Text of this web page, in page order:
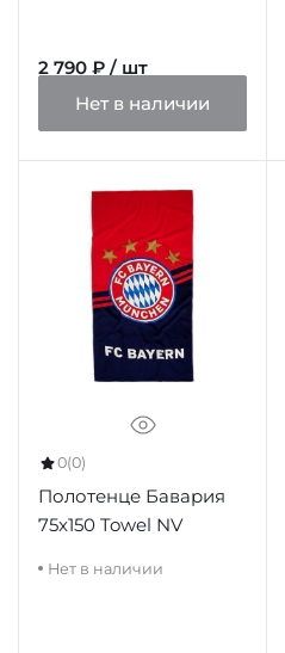
2 790 ₽ / шт
Нет в наличии
0(0)
Полотенце Бавария
75x150 Towel NV
Нет в наличии